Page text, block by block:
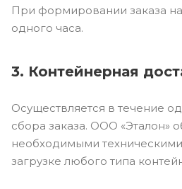
При формировании заказа
одного часа.
3. Контейнерная
Осуществляется в течение
сбора заказа. ООО «Эталон»
необходимыми
загрузке любого типа